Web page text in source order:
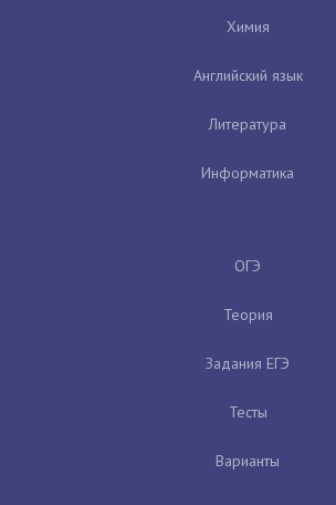
Химия
Английский язык
Литература
Информатика
ОГЭ
Теория
Задания ЕГЭ
Тесты
Варианты